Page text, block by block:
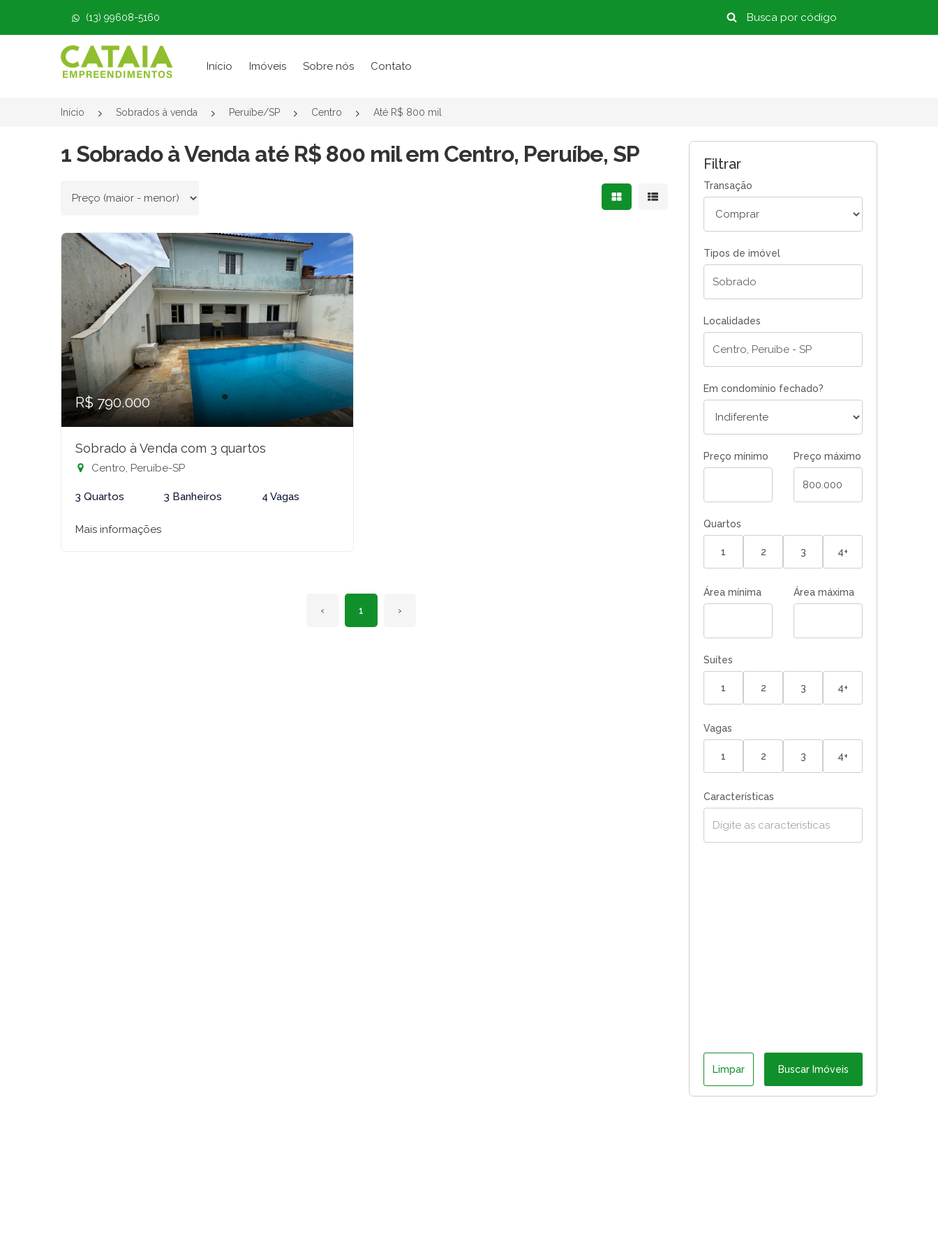
(13) 99608-5160
Página inicial
Início Imóveis Sobre nós Contato
Início Sobrados à venda Peruíbe/SP Centro Até R$ 800 mil
1 Sobrado à Venda até R$ 800 mil em Centro, Peruíbe, SP
Ordenar por Mostrar resultados em grade
Mostrar resultados em lista
R$ 790.000
Sobrado à Venda com 3 quartos
Centro, Peruíbe-SP
3 Quartos 3 Banheiros 4 Vagas
Mais informações
‹ 1 ›
Filtrar
Transação
Tipos de imóvel
Localidades
Em condomínio fechado?
Preço mínimo Preço máximo
Quartos
1 2 3 4+
Área mínima Área máxima
Suítes
1 2 3 4+
Vagas
1 2 3 4+
Características
Limpar Buscar Imóveis